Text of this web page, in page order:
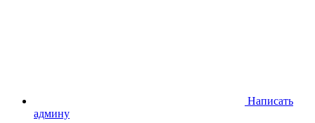
Написать
админу